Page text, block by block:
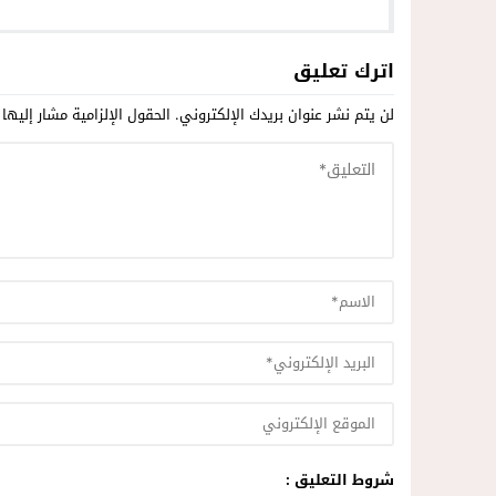
اترك تعليق
لن يتم نشر عنوان بريدك الإلكتروني. الحقول الإلزامية مشار إليها
شروط التعليق :